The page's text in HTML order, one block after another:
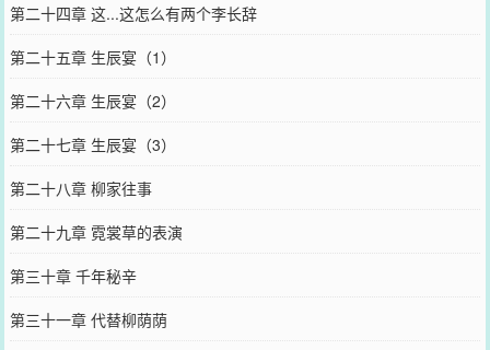
第二十四章 这...这怎么有两个李长辞
第二十五章 生辰宴（1）
第二十六章 生辰宴（2）
第二十七章 生辰宴（3）
第二十八章 柳家往事
第二十九章 霓裳草的表演
第三十章 千年秘辛
第三十一章 代替柳荫荫